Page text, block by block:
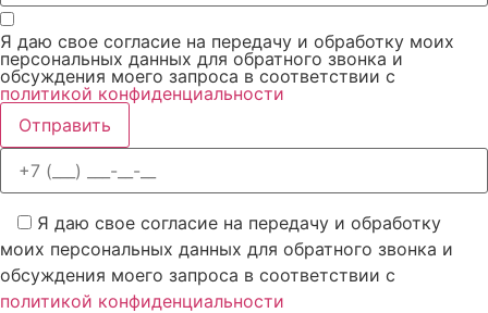
Я даю свое согласие на передачу и обработку моих
персональных данных для обратного звонка и
обсуждения моего запроса в соответствии с
политикой конфиденциальности
Отправить
Я даю свое согласие на передачу и обработку
моих персональных данных для обратного звонка и
обсуждения моего запроса в соответствии с
политикой конфиденциальности